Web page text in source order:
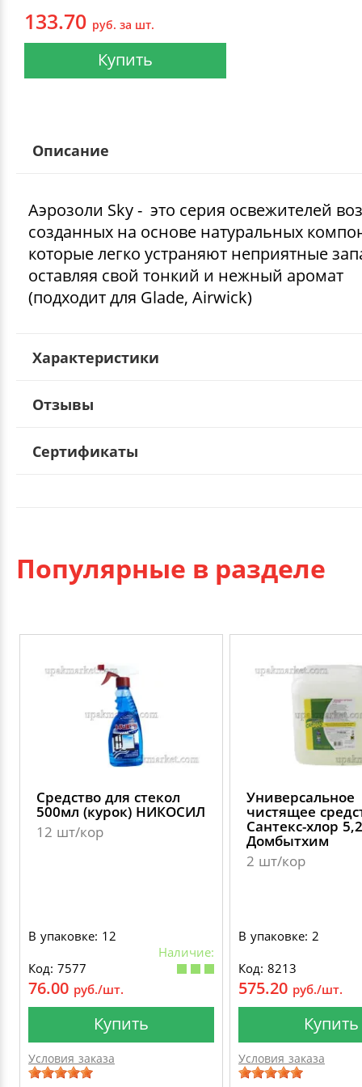
133.70 руб. за шт.
Купить
Описание
Аэрозоли Sky - это серия освежителей
созданных на основе натуральных
которые легко устраняют неприятные
оставляя свой тонкий и нежный аромат
(подходит для Glade, Airwick)
Характеристики
Отзывы
Сертификаты
Популярные в разделе
Средство для стекол
500мл (курок) НИКОСИЛ
12 шт/кор
В упаковке: 12
Наличие:
Код: 7577
76.00 руб./шт.
Купить
Условия заказа
Универсальное
чистящее
Сантекс-хлор
Домбытхим
2 шт/кор
В упаковке: 2
Код: 8213
575.20 руб./шт.
Купить
Условия заказа